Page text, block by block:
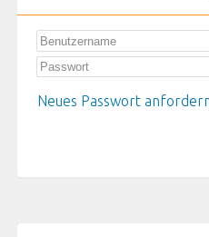
Neues Passwort